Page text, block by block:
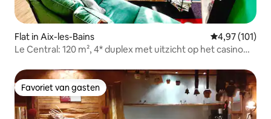
Flat in Aix-les-Bains Gemiddelde
4,97 (101)
Le Central: 120 m², 4* duplex met uitzicht op het casino
Favoriet van gasten
Favoriet van gasten